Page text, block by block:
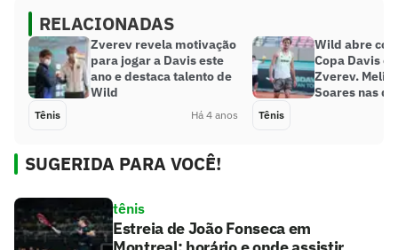
RELACIONADAS
Zverev revela motivação
para jogar a Davis este
ano e destaca talento de
Wild
Tênis Há 4 anos
Wild abre
Copa Davis
Zverev.
Soares nas
Tênis
SUGERIDA PARA VOCÊ!
tênis
Estreia de João Fonseca em